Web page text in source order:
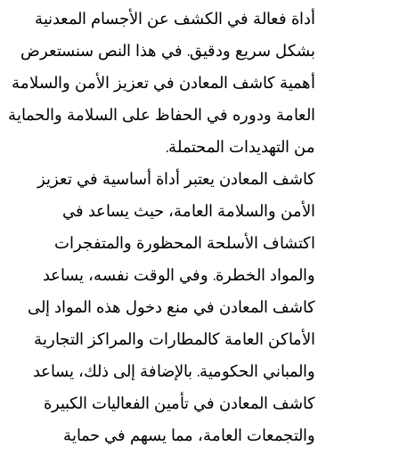
أداة فعالة في الكشف عن الأجسام المعدنية
بشكل سريع ودقيق. في هذا النص سنستعرض
أهمية كاشف المعادن في تعزيز الأمن والسلامة
العامة ودوره في الحفاظ على السلامة والحماية
من التهديدات المحتملة.
كاشف المعادن يعتبر أداة أساسية في تعزيز
الأمن والسلامة العامة، حيث يساعد في
اكتشاف الأسلحة المحظورة والمتفجرات
والمواد الخطرة. وفي الوقت نفسه، يساعد
كاشف المعادن في منع دخول هذه المواد إلى
الأماكن العامة كالمطارات والمراكز التجارية
والمباني الحكومية. بالإضافة إلى ذلك، يساعد
كاشف المعادن في تأمين الفعاليات الكبيرة
والتجمعات العامة، مما يسهم في حماية